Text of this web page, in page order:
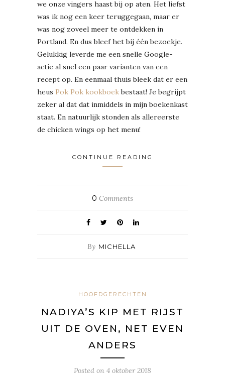
we onze vingers haast bij op aten. Het liefst
was ik nog een keer teruggegaan, maar er
was nog zoveel meer te ontdekken in
Portland. En dus bleef het bij één bezoekje.
Gelukkig leverde me een snelle Google-
actie al snel een paar varianten van een
recept op. En eenmaal thuis bleek dat er een
heus Pok Pok kookboekbestaat! Je begrijpt
zeker al dat dat inmiddels in mijn boekenkast
staat. En natuurlijk stonden als allereerste
de chicken wings op het menu!
CONTINUE READING
0 Comments
By MICHELLA
HOOFDGERECHTEN
NADIYA’S KIP MET RIJST
UIT DE OVEN, NET EVEN
ANDERS
Posted on 4 oktober 2018